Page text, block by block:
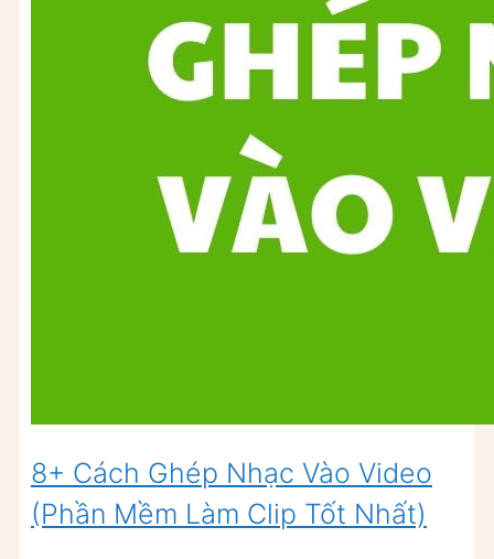
8+ Cách Ghép Nhạc Vào Video
(Phần Mềm Làm Clip Tốt Nhất)